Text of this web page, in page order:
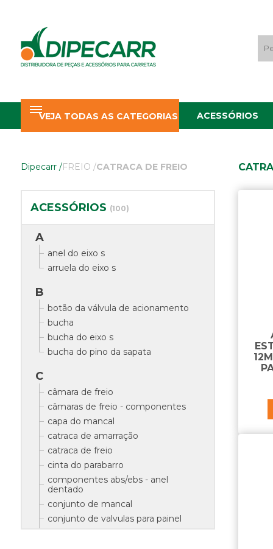
VEJA TODAS AS CATEGORIAS ACESSÓRIOS
Dipecarr /FREIO /CATRACA DE FREIO
ACESSÓRIOS (100)
A
anel do eixo s
arruela do eixo s
B
botão da válvula de acionamento
bucha
bucha do eixo s
bucha do pino da sapata
C
câmara de freio
câmaras de freio - componentes
capa do mancal
catraca de amarração
catraca de freio
cinta do parabarro
componentes abs/ebs - anel
dentado
conjunto de mancal
conjunto de valvulas para painel
conjunto suporte tampa para painel